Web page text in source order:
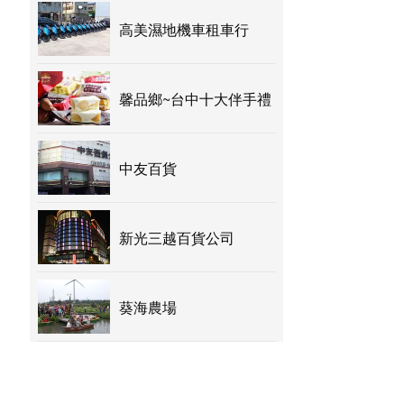
高美濕地機車租車行
馨品鄉~台中十大伴手禮
中友百貨
新光三越百貨公司
葵海農場